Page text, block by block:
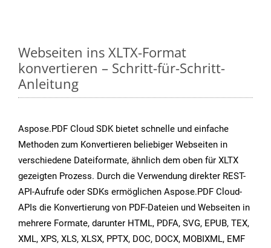
Webseiten ins XLTX-Format
konvertieren – Schritt-für-Schritt-
Anleitung
Aspose.PDF Cloud SDK bietet schnelle und einfache
Methoden zum Konvertieren beliebiger Webseiten in
verschiedene Dateiformate, ähnlich dem oben für XLTX
gezeigten Prozess. Durch die Verwendung direkter REST-
API-Aufrufe oder SDKs ermöglichen Aspose.PDF Cloud-
APIs die Konvertierung von PDF-Dateien und Webseiten in
mehrere Formate, darunter HTML, PDFA, SVG, EPUB, TEX,
XML, XPS, XLS, XLSX, PPTX, DOC, DOCX, MOBIXML, EMF